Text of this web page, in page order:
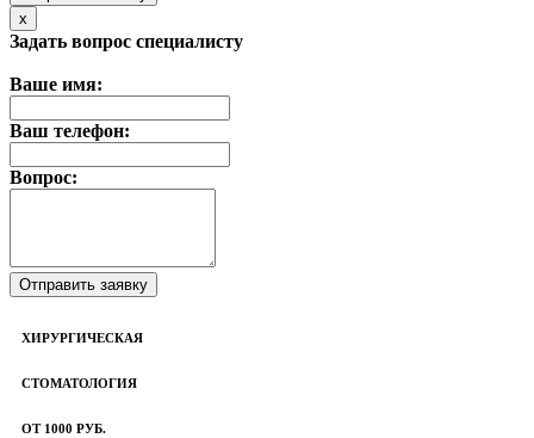
x
Задать вопрос специалисту
Ваше имя:
Ваш телефон:
Вопрос:
ХИРУРГИЧЕСКАЯ
СТОМАТОЛОГИЯ
ОТ 1000 РУБ.